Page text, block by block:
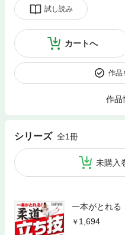
試し読み
カートへ
作品
作品
シリーズ 全1冊
未購入
一本がとれる
1,694